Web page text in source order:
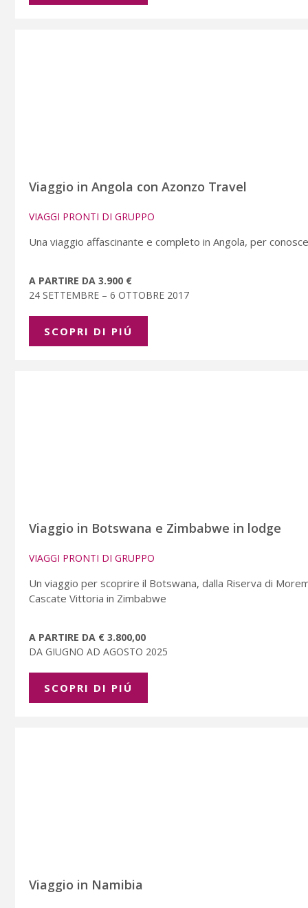
Viaggio in Angola con Azonzo Travel
VIAGGI PRONTI DI GRUPPO
Una viaggio affascinante e completo in Angola, per
A PARTIRE DA 3.900 €
24 SETTEMBRE – 6 OTTOBRE 2017
SCOPRI DI PIÚ
Viaggio in Botswana e Zimbabwe in lodge
VIAGGI PRONTI DI GRUPPO
Un viaggio per scoprire il Botswana, dalla Riserva di
Cascate Vittoria in Zimbabwe
A PARTIRE DA € 3.800,00
DA GIUGNO AD AGOSTO 2025
SCOPRI DI PIÚ
Viaggio in Namibia